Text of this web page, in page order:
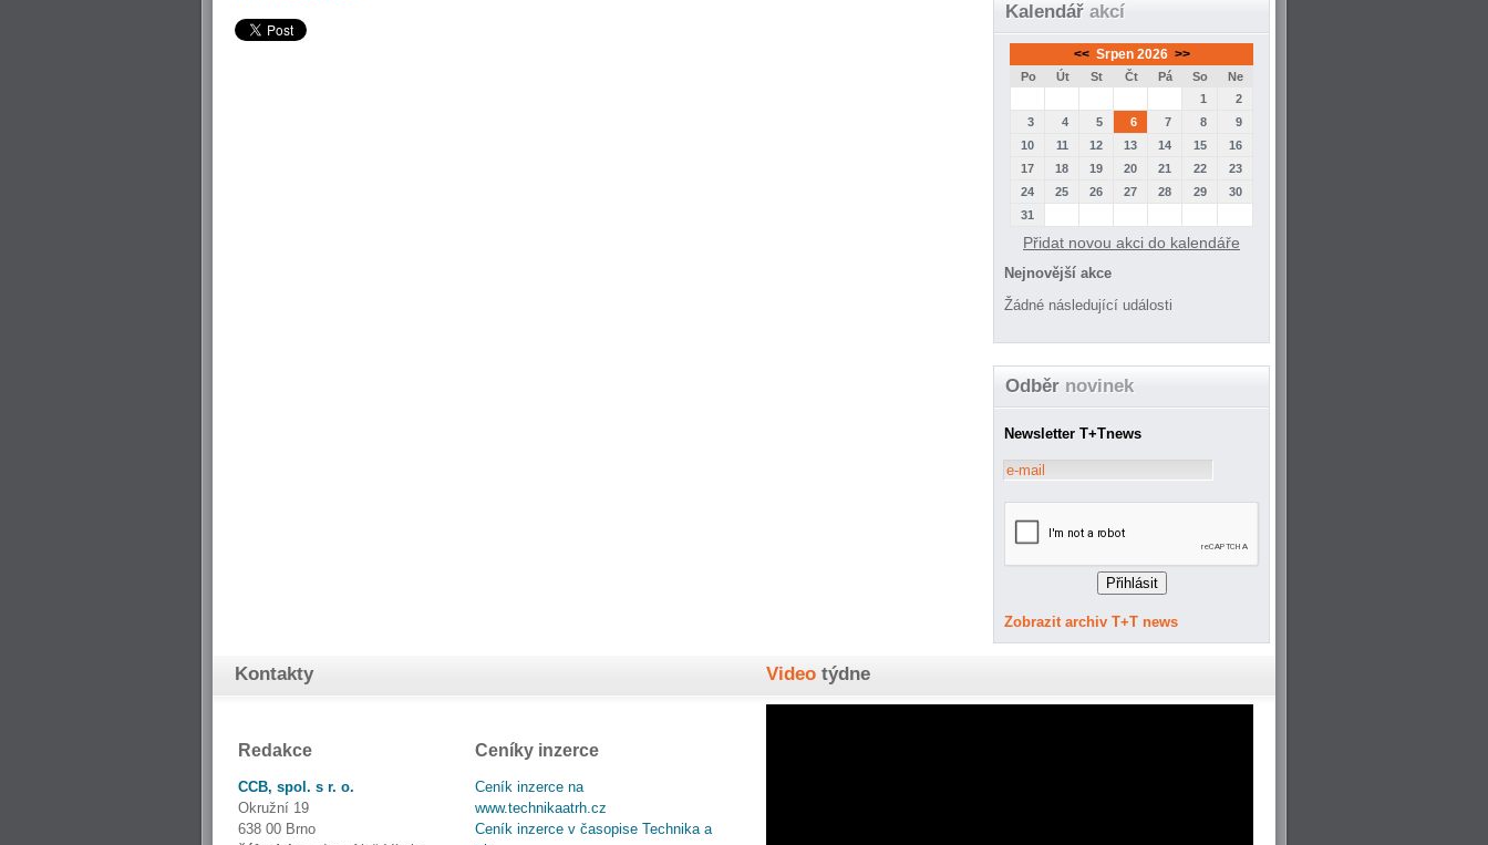
Kalendář akcí
<< Srpen 2026 >>
Po Út St Čt Pá So
Ne
1
2
3
4 5 6 7 8
9
10
11 12 13 14 15
16
17
18 19 20 21 22
23
24
25 26 27 28 29
30
31
Přidat novou akci do kalendáře
Nejnovější akce
Žádné následující události
Odběr novinek
Newsletter T+Tnews
Zobrazit archiv T+T news
Kontakty
Redakce
CCB, spol. s r. o.
Okružní 19
638 00 Brno
Ceníky inzerce
Ceník inzerce na
www.technikaatrh.cz
Ceník inzerce v časopise Technika a
Video týdne